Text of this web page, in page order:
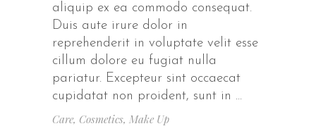
aliquip ex ea commodo consequat.
Duis aute irure dolor in
reprehenderit in voluptate velit esse
cillum dolore eu fugiat nulla
pariatur. Excepteur sint occaecat
cupidatat non proident, sunt in
Care, Cosmetics, Make Up